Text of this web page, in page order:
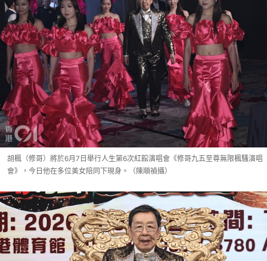
胡楓（修哥）將於6月7日舉行人生第6次紅館演唱會《修哥九五至尊無限楓騷演唱
會》，今日他在多位美女陪同下現身。（陳順禎攝）